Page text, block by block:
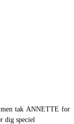
tak ANNETTE for
dig speciel